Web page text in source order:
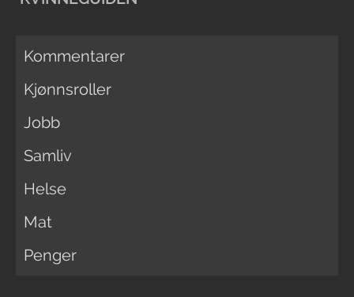
Kommentarer
Kjønnsroller
Jobb
Samliv
Helse
Mat
Penger